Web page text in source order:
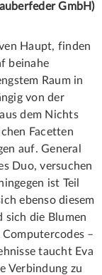
GmbH)
Haupt, finden
beinahe
Raum in
von der
dem Nichts
Facetten
auf. General
Duo, versuchen
ist Teil
ebenso diesem
sich die Blumen
–
taucht Eva
Verbindung zu